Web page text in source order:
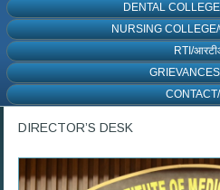
DENTAL COLLEGE/
NURSING COLLEGE/
RTI/
CONTACT/
DIRECTOR’S DESK